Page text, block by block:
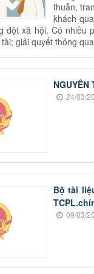
thuẫn,
khách
đột xã hội. Có nhiều
giải quyết thông
NGUYÊN
24/03/
Bộ tài
09/03/